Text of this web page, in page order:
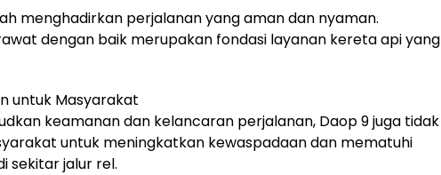
menghadirkan perjalanan yang aman dan nyaman.
dengan baik merupakan fondasi layanan kereta api yang
untuk Masyarakat
keamanan dan kelancaran perjalanan, Daop 9 juga tidak
untuk meningkatkan kewaspadaan dan mematuhi
sekitar jalur rel.